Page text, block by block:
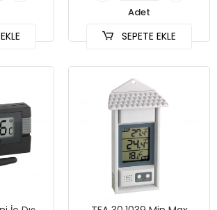
Adet
SEPETE EKLE